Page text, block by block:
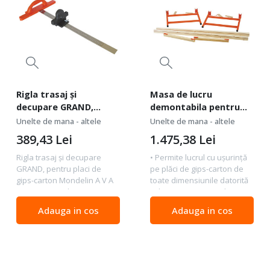
Rigla trasaj şi
decupare GRAND,
pentru placi de gips-
carton Mondelin
Unelte de mana - altele
Rigla trasaj şi decupare
GRAND, pentru placi de
gips-carton Mondelin A V A
N T A J E • Gradaţie pentru
cu laser. • Poate fi folosit ca
echer. • Lamă retractabilă
389,43 Lei
Adauga in cos
Masa de lucru
demontabila pentru
montator gips-carton
Unelte de mana - altele
• Permite lucrul cu uşurinţă
pe plăci de gips-carton de
toate dimensiunile datorită
celor 2 şine intermediare,
CARACTERISTICI • Înălţime:
80 cm. • Rezistenţă: 1500
1.475,38 Lei
Adauga in cos